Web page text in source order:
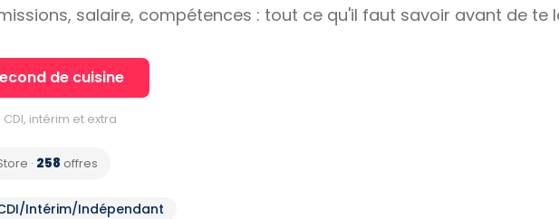
salaire, compétences : tout ce qu'il faut savoir avant de te
de cuisine
intérim et extra
· 258 offres
Intérim/Indépendant